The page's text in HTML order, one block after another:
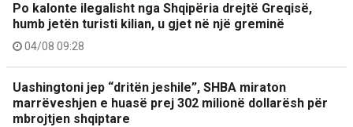
Po kalonte ilegalisht nga Shqipëria drejtë Greqisë,
humb jetën turisti kilian, u gjet në një greminë
04/08 09:28
Uashingtoni jep “dritën jeshile”, SHBA miraton
marrëveshjen e huasë prej 302 milionë dollarësh për
mbrojtjen shqiptare